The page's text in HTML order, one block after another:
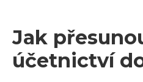
Jak
účetnictví